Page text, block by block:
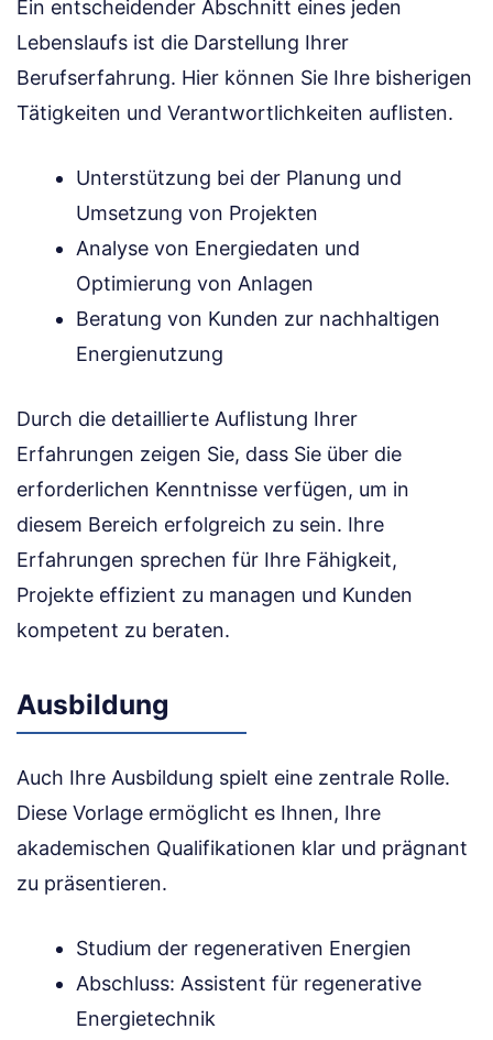
Ein entscheidender Abschnitt eines jeden
Lebenslaufs ist die Darstellung Ihrer
Berufserfahrung. Hier können Sie Ihre bisherigen
Tätigkeiten und Verantwortlichkeiten auflisten.
Unterstützung bei der Planung und
Umsetzung von Projekten
Analyse von Energiedaten und
Optimierung von Anlagen
Beratung von Kunden zur nachhaltigen
Energienutzung
Durch die detaillierte Auflistung Ihrer
Erfahrungen zeigen Sie, dass Sie über die
erforderlichen Kenntnisse verfügen, um in
diesem Bereich erfolgreich zu sein. Ihre
Erfahrungen sprechen für Ihre Fähigkeit,
Projekte effizient zu managen und Kunden
kompetent zu beraten.
Ausbildung
Auch Ihre Ausbildung spielt eine zentrale Rolle.
Diese Vorlage ermöglicht es Ihnen, Ihre
akademischen Qualifikationen klar und prägnant
zu präsentieren.
Studium der regenerativen Energien
Abschluss: Assistent für regenerative
Energietechnik